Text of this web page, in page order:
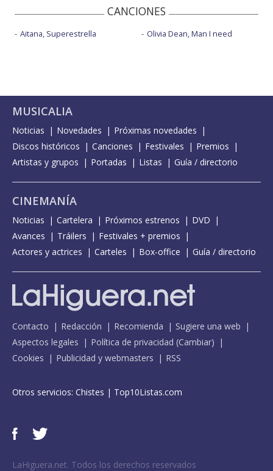
CANCIONES
Aitana, Superestrella Olivia Dean, Man I need
MUSICALIA
Noticias Novedades
Próximas novedades
Discos históricos
Canciones Festivales
Premios
Artistas y grupos
Portadas Listas Guía / directorio
CINEMANÍA
Noticias Cartelera Próximos estrenos
DVD
Avances
Tráilers
Festivales + premios
Actores y actrices
Carteles Box-office Guía / directorio
Contacto Redacción Recomienda
Sugiere una web
Aspectos legales
Política de privacidad (Cambiar)
Cookies
Publicidad y webmasters RSS
Otros servicios: Chistes | Top10Listas.com
LaHiguera.net. Todos los derechos reservados